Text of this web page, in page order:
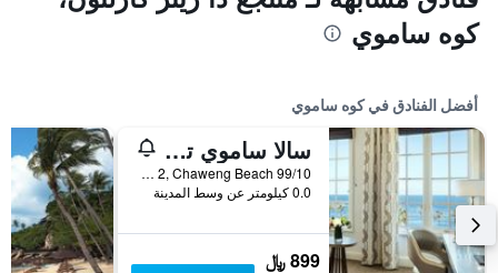
كوه ساموي
أفضل الفنادق في كوه ساموي
سالا ساموي تشاوينج بيتش ريزورت
99/10 Moo 2, Chaweng Beach, كوه ساموي, تايلاند
0.0 كيلومتر عن وسط المدينة
899 ﷼